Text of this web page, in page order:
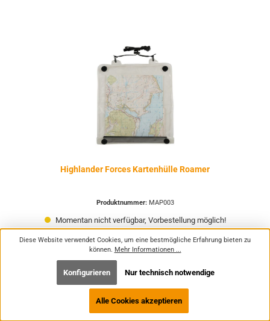
Highlander Forces Kartenhülle Roamer
Produktnummer: MAP003
Momentan nicht verfügbar, Vorbestellung möglich!
13,99 €*
Diese Website verwendet Cookies, um eine bestmögliche Erfahrung bieten zu
können. Mehr Informationen ...
Nur technisch notwendige
Konfigurieren
Alle Cookies akzeptieren